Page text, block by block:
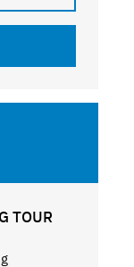
TOUR